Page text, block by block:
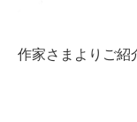
作家さまよりご紹